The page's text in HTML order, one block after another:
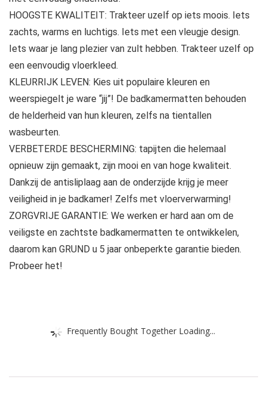
HOOGSTE KWALITEIT: Trakteer uzelf op iets moois. Iets
zachts, warms en luchtigs. Iets met een vleugje design.
Iets waar je lang plezier van zult hebben. Trakteer uzelf op
een eenvoudig vloerkleed.
KLEURRIJK LEVEN: Kies uit populaire kleuren en
weerspiegelt je ware “jij”! De badkamermatten behouden
de helderheid van hun kleuren, zelfs na tientallen
wasbeurten.
VERBETERDE BESCHERMING: tapijten die helemaal
opnieuw zijn gemaakt, zijn mooi en van hoge kwaliteit.
Dankzij de antisliplaag aan de onderzijde krijg je meer
veiligheid in je badkamer! Zelfs met vloerverwarming!
ZORGVRIJE GARANTIE: We werken er hard aan om de
veiligste en zachtste badkamermatten te ontwikkelen,
daarom kan GRUND u 5 jaar onbeperkte garantie bieden.
Probeer het!
Frequently Bought Together Loading...